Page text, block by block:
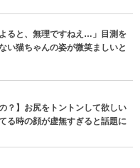
よると、無理ですねえ…」目測を
い猫ちゃんの姿が微笑ましいと
？】お尻をトントンして欲しい
る時の顔が虚無すぎると話題に